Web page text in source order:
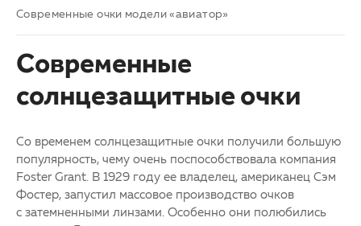
Современные очки модели «авиатор»
Современные
солнцезащитные очки
Со временем солнцезащитные очки получили большую
популярность, чему очень поспособствовала компания
Foster Grant. В 1929 году ее владелец, американец Сэм
Фостер, запустил массовое производство очков
с затемненными линзами. Особенно они полюбились